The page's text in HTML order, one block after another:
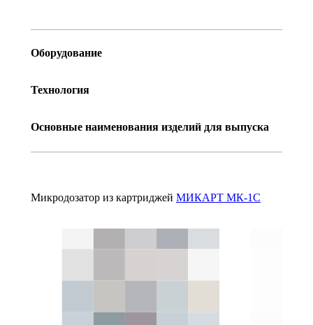
Оборудование
Технология
Основные наименования изделий для выпуска
Микродозатор из картриджей МИКАРТ МК-1С